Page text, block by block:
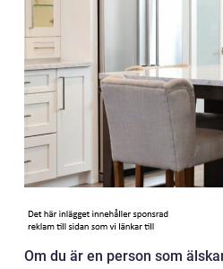
Om du är en person som